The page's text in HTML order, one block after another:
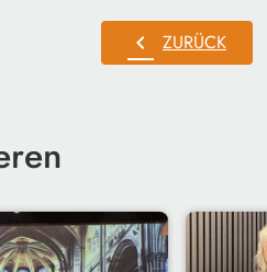
chevron_left ZURÜCK